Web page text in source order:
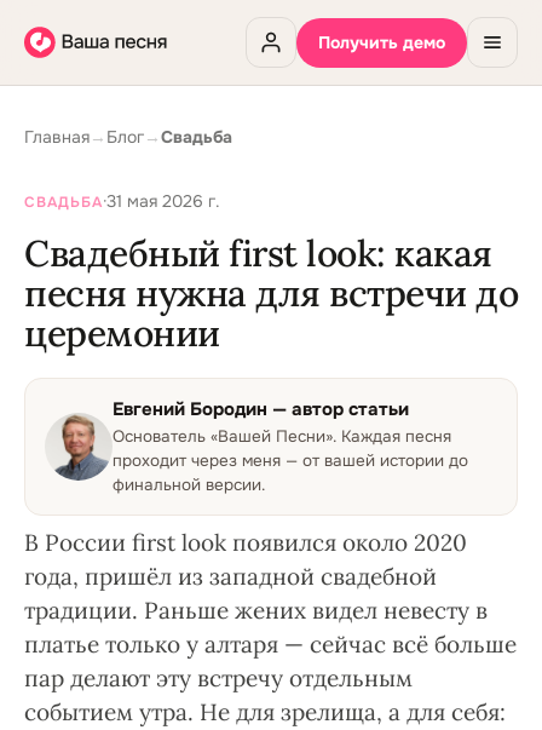
Получить демо
Главная→ Блог→Свадьба
СВАДЬБА·31 мая 2026 г.
Свадебный first look: какая
песня нужна для встречи до
церемонии
Евгений Бородин — автор статьи
Основатель «Вашей Песни». Каждая песня
проходит через меня — от вашей истории до
финальной версии.
В России first look появился около 2020
года, пришёл из западной свадебной
традиции. Раньше жених видел невесту в
платье только у алтаря — сейчас всё больше
пар делают эту встречу отдельным
событием утра. Не для зрелища, а для себя: